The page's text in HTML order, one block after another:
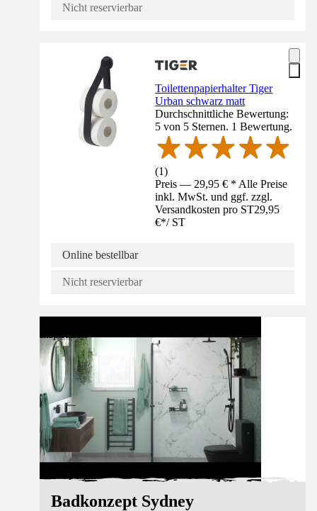
Nicht reservierbar
Toilettenpapierhalter Tiger
Urban schwarz matt
Durchschnittliche Bewertung:
5 von 5 Sternen. 1 Bewertung.
(1)
Preis — 29,95 € * Alle Preise
inkl. MwSt. und ggf. zzgl.
Versandkosten pro ST29,95
€*/ ST
Online bestellbar
Nicht reservierbar
Badkonzept Sydney